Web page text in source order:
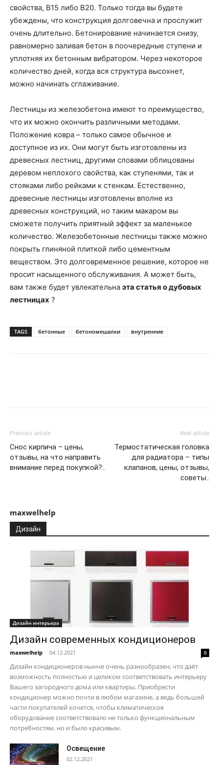
свойства, B15 либо B20. Только тогда вы будете
убеждены, что конструкция долговечна и прослужит
очень длительно. Бетонирование начинается снизу,
равномерно заливая бетон в поочередные ступени и
уплотняя их бетонным вибратором. Через некоторое
количество дней, когда вся структура высохнет,
можно начинать сглаживание.
Лестницы из железобетона имеют то преимущество,
что их можно окончить различными методами.
Положение ковра – только самое обычное и
доступное из их. Они могут быть изготовлены из
древесных лестниц, другими словами облицованы
деревом неплохого свойства, как ступенями, так и
стояками либо рейками к стенкам. Естественно,
древесные лестницы изготовлены вполне из
древесных конструкций, но таким макаром вы
сможете получить приятный эффект за маленькое
количество. Железобетонные лестницы также можно
покрыть глиняной плиткой либо цементным
веществом. Это долговременное решение, которое не
просит насыщенного обслуживания. А может быть,
вам также будет увлекательна эта статья о дубовых
лестницах ?
TAGS бетонные бетономешалки внутренние
Previous article
Снос кирпича – цены,
отзывы, на что направить
внимание перед покупкой?..
Next article
Термостатическая головка
для радиатора – типы
клапанов, цены, отзывы,
советы..
maxwelhelp
Дизайн
Дизайн интерьера
Дизайн современных кондиционеров
maxwelhelp - 04.12.2021 0
Дизайн кондиционеров нынче очень разнообразен, что даёт
возможность полностью и целиком соответствовать интерьеру
Вашего загородного дома или квартиры. Приобрести
кондиционер можно почти в любом магазине, а ведь большей
части покупателей хочется, чтобы климатическое
оборудование соответствовало не только функциональным
потребностям, но и было красивым.
Освещение
02.12.2021